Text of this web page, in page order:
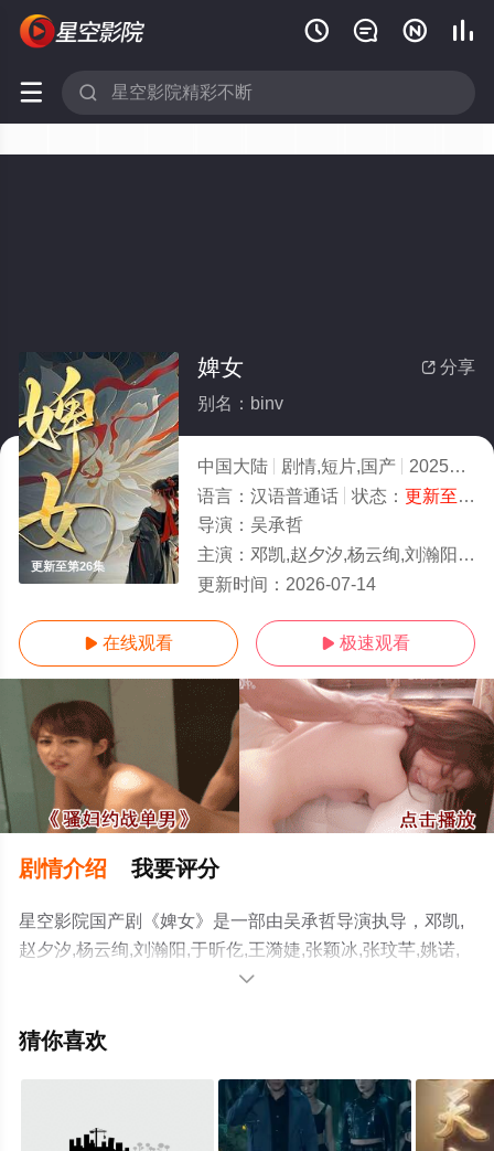
   
 
更新至第26集
 分享
婢女
别名：binv
中国大陆 剧情,短片,国产 2025
2.0
语言： 汉语普通话 状态： 更新至第26集
导演： 吴承哲
主演： 邓凯,赵夕汐,杨云绚,刘瀚阳,于昕仡,王漪婕,张颖冰,张玟芊,姚诺,闫海明,郑梓婷,周沛宸,侯骏桀,梅俪儿,林睦
更新时间： 2026-07-14
 在线观看  极速观看
剧情介绍 我要评分
星空影院国产剧《婢女》是一部由吴承哲导演执导，邓凯,
赵夕汐,杨云绚,刘瀚阳,于昕仡,王漪婕,张颖冰,张玟芊,姚诺,
闫海明,郑梓婷,周沛宸,侯骏桀,梅俪儿,林睦思等演员精彩演
版电视剧全集就上星空电影网，更多相关信息可移步至豆

猜你喜欢